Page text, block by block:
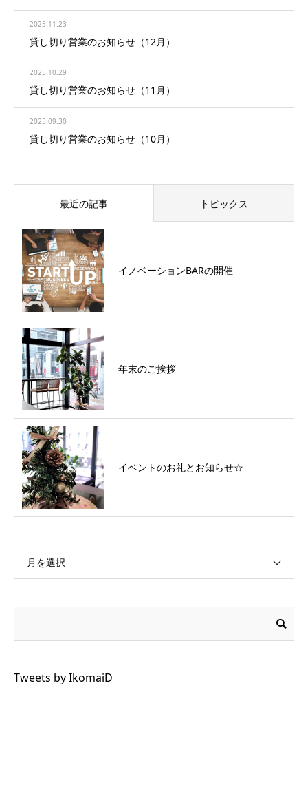
2025.11.23
貸し切り営業のお知らせ（12月）
2025.10.29
貸し切り営業のお知らせ（11月）
2025.09.30
貸し切り営業のお知らせ（10月）
最近の記事 トピックス
イノベーションBARの開催
年末のご挨拶
イベントのお礼とお知らせ☆
月を選択
Tweets by IkomaiD